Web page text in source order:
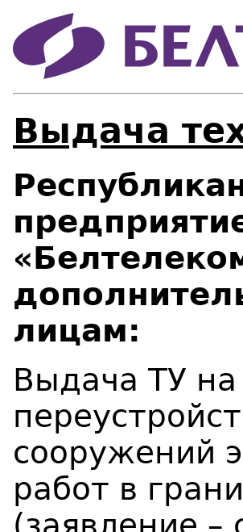
Выдача
лицам:
Выдача ТУ на
сооружений
работ в